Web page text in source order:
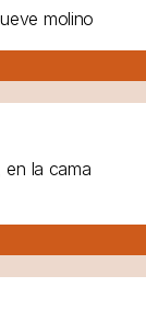
molino
en la cama